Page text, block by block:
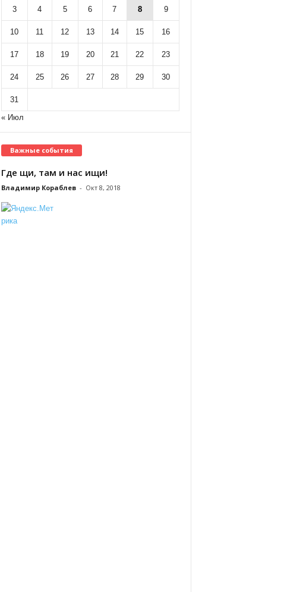
3 4 5 6 7 8 9
10 11 12 13 14 15 16
17 18 19 20 21 22 23
24 25 26 27 28 29 30
31
« Июл
Важные события
Где щи, там и нас ищи!
Владимир Кораблев - Окт 8, 2018